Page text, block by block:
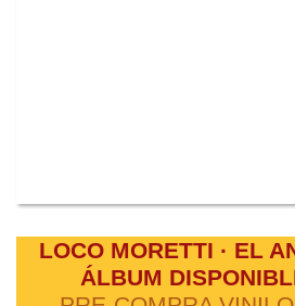
LOCO MORETTI · EL
ÁLBUM